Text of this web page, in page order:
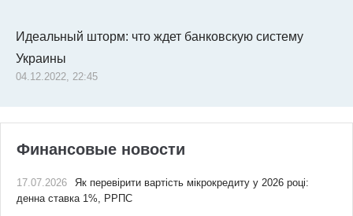
Идеальный шторм: что ждет банковскую систему
Украины
04.12.2022, 22:45
Финансовые новости
17.07.2026
Як перевірити вартість мікрокредиту у 2026 році:
денна ставка 1%, РРПС